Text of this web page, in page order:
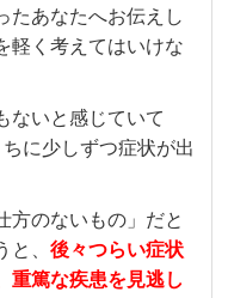
たあなたへお伝えし
軽く考えてはいけな
ないと感じていて
に少しずつ症状が出
方のないもの」だと
と、後々つらい症状
重篤な疾患を見逃し